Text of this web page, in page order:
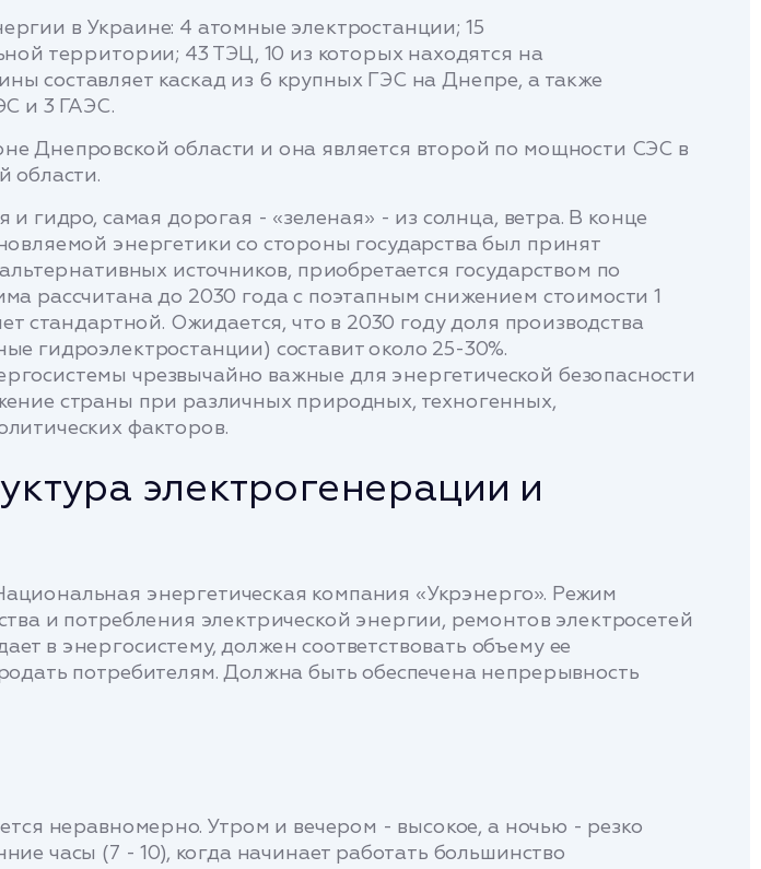
в Украине: 4 атомные электростанции; 15
территории; 43 ТЭЦ, 10 из которых находятся на
составляет каскад из 6 крупных ГЭС на Днепре, а также
и 3 ГАЭС.
Днепровской области и она является второй по мощности СЭС в
области.
гидро, самая дорогая - «зеленая» - из солнца, ветра. В конце
энергетики со стороны государства был принят
источников, приобретается государством по
рассчитана до 2030 года с поэтапным снижением стоимости 1
стандартной. Ожидается, что в 2030 году доля производства
гидроэлектростанции) составит около 25-30%.
чрезвычайно важные для энергетической безопасности
страны при различных природных, техногенных,
факторов.
электрогенерации и
энергетическая компания «Укрэнерго». Режим
и потребления электрической энергии, ремонтов электросетей
в энергосистему, должен соответствовать объему ее
потребителям. Должна быть обеспечена непрерывность
неравномерно. Утром и вечером - высокое, а ночью - резко
часы (7 - 10), когда начинает работать большинство